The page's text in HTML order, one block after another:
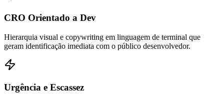
CRO Orientado a Dev
Hierarquia visual e copywriting em linguagem de terminal que
geram identificação imediata com o público desenvolvedor.
Urgência e Escassez